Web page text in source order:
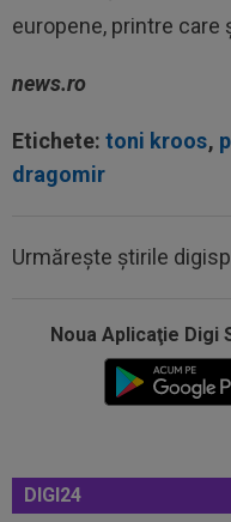
europene, printre care
news.ro
Etichete: toni kroos,
dragomir
Urmărește știrile
Noua Aplicaţie
DIGI24
Ce ofertă:
transferul lui Arda Guler!
16:39
Edi Iordănescu i-